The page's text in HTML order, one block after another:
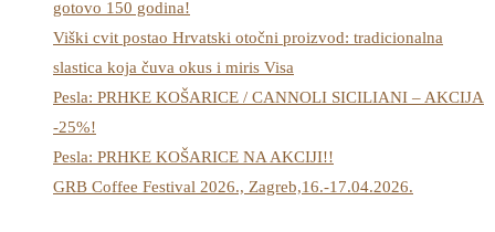
gotovo 150 godina!
Viški cvit postao Hrvatski otočni proizvod: tradicionalna
slastica koja čuva okus i miris Visa
Pesla: PRHKE KOŠARICE / CANNOLI SICILIANI – AKCIJA
-25%!
Pesla: PRHKE KOŠARICE NA AKCIJI!!
GRB Coffee Festival 2026., Zagreb,16.-17.04.2026.